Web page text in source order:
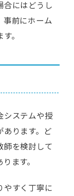
合にはどうし
事前にホーム
。
システムや授
あります。ど
師を検討して
ます。
やすく丁寧に